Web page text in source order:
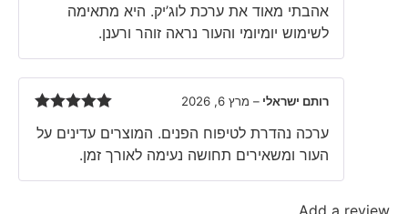
of 5
אהבתי מאוד את ערכת לוג’יק. היא מתאימה
לשימוש יומיומי והעור נראה זוהר ורענן.
of 5
רותם ישראלי – מרץ 6, 2026
ערכה נהדרת לטיפוח הפנים. המוצרים עדינים על
העור ומשאירים תחושה נעימה לאורך זמן.